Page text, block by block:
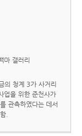
마 갤러리
의 청계 3가 사거리
업을 위한 준천사가
관측하였다는 데서
.